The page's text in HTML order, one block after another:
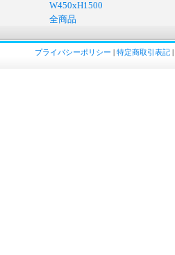
W450xH1500
全商品
プライバシーポリシー | 特定商取引表記 |